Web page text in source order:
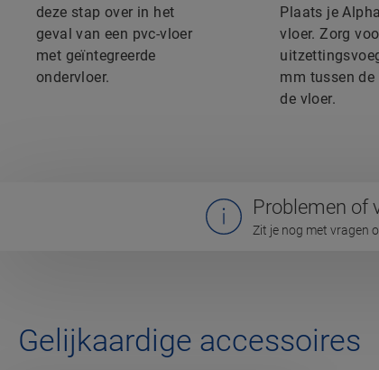
deze stap over in het
geval van een pvc-vloer
met geïntegreerde
ondervloer.
Plaats je
vloer. Zorg
mm tussen de
de vloer.
Problemen of
Zit je nog met vragen
Gelijkaardige accessoires